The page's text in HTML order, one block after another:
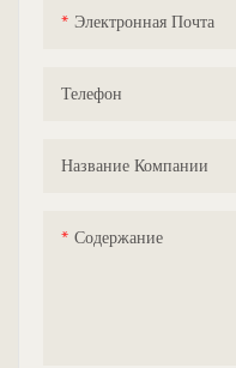
Электронная Почта
Телефон
Название Компании
Содержание